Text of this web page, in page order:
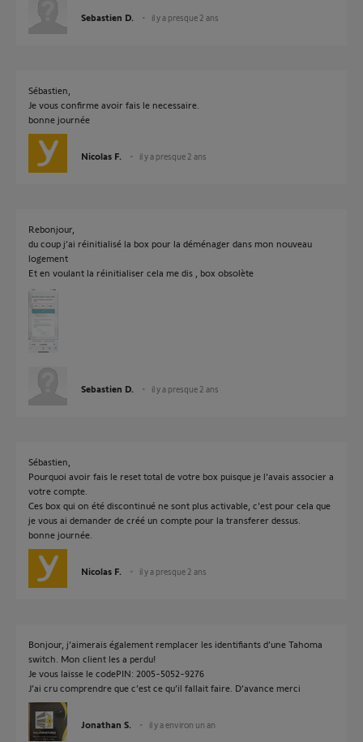
Sebastien D. il y a presque 2 ans
Sébastien,
Je vous confirme avoir fais le necessaire.
bonne journée
Nicolas F. il y a presque 2 ans
Rebonjour,
du coup j’ai réinitialisé la box pour la déménager dans mon nouveau
logement
Et en voulant la réinitialiser cela me dis , box obsolète
Sebastien D. il y a presque 2 ans
Sébastien,
Pourquoi avoir fais le reset total de votre box puisque je l'avais associer a
votre compte.
Ces box qui on été discontinué ne sont plus activable, c'est pour cela que
je vous ai demander de créé un compte pour la transferer dessus.
bonne journée.
Nicolas F. il y a presque 2 ans
Bonjour, j’aimerais également remplacer les identifiants d’une Tahoma
switch. Mon client les a perdu!
Je vous laisse le codePIN: 2005-5052-9276
J’ai cru comprendre que c’est ce qu’il fallait faire. D’avance merci
Jonathan S. il y a environ un an